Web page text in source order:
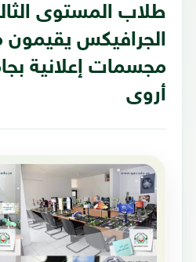
طلاب المستوى
الجرافيكس
مجسمات إعلانية
أروى